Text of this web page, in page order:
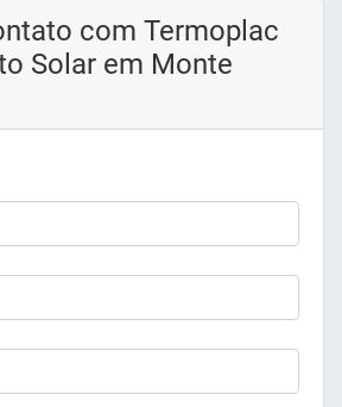
com Termoplac
Solar em Monte